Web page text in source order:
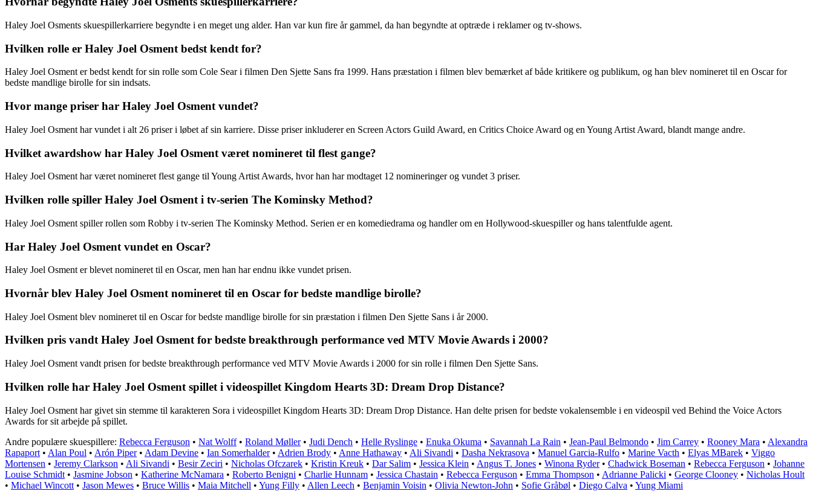
Haley Joel Osments skuespillerkarriere begyndte i en meget ung alder. Han var kun fire år gammel, da han begyndte at optræde i reklamer og tv-shows.
Hvilken rolle er Haley Joel Osment bedst kendt for?
Haley Joel Osment er bedst kendt for sin rolle som Cole Sear i filmen Den Sjette Sans fra 1999. Hans præstation i filmen blev bemærket af både kritikere og publikum, og han blev nomineret til en Oscar for
bedste mandlige birolle for sin indsats.
Hvor mange priser har Haley Joel Osment vundet?
Haley Joel Osment har vundet i alt 26 priser i løbet af sin karriere. Disse priser inkluderer en Screen Actors Guild Award, en Critics Choice Award og en Young Artist Award, blandt mange andre.
Hvilket awardshow har Haley Joel Osment været nomineret til flest gange?
Haley Joel Osment har været nomineret flest gange til Young Artist Awards, hvor han har modtaget 12 nomineringer og vundet 3 priser.
Hvilken rolle spiller Haley Joel Osment i tv-serien The Kominsky Method?
Haley Joel Osment spiller rollen som Robby i tv-serien The Kominsky Method. Serien er en komediedrama og handler om en Hollywood-skuespiller og hans talentfulde agent.
Har Haley Joel Osment vundet en Oscar?
Haley Joel Osment er blevet nomineret til en Oscar, men han har endnu ikke vundet prisen.
Hvornår blev Haley Joel Osment nomineret til en Oscar for bedste mandlige birolle?
Haley Joel Osment blev nomineret til en Oscar for bedste mandlige birolle for sin præstation i filmen Den Sjette Sans i år 2000.
Hvilken pris vandt Haley Joel Osment for bedste breakthrough performance ved MTV Movie Awards i 2000?
Haley Joel Osment vandt prisen for bedste breakthrough performance ved MTV Movie Awards i 2000 for sin rolle i filmen Den Sjette Sans.
Hvilken rolle har Haley Joel Osment spillet i videospillet Kingdom Hearts 3D: Dream Drop Distance?
Haley Joel Osment har givet sin stemme til karakteren Sora i videospillet Kingdom Hearts 3D: Dream Drop Distance. Han delte prisen for bedste vokalensemble i en videospil ved Behind the Voice Actors
Awards for sit arbejde på spillet.
Andre populære skuespillere: Rebecca Ferguson • Nat Wolff• Roland Møller• Judi Dench • Helle Ryslinge • Enuka Okuma • Savannah La Rain • Jean-Paul Belmondo • Jim Carrey • Rooney Mara • Alexandra
Rapaport • Alan Poul • Arón Piper• Adam Devine • Ian Somerhalder• Adrien Brody • Anne Hathaway • Ali Sivandi • Dasha Nekrasova • Manuel Garcia-Rulfo • Marine Vacth • Elyas MBarek • Viggo
Mortensen • Jeremy Clarkson • Ali Sivandi • Besir Zeciri • Nicholas Ofczarek • Kristin Kreuk • Dar Salim • Jessica Klein • Angus T. Jones • Winona Ryder• Chadwick Boseman • Rebecca Ferguson • Johanne
Louise Schmidt • Jasmine Jobson • Katherine McNamara • Roberto Benigni • Charlie Hunnam • Jessica Chastain • Rebecca Ferguson • Emma Thompson • Adrianne Palicki • George Clooney • Nicholas Hoult
• Michael Wincott • Jason Mewes • Bruce Willis • Maia Mitchell • Yung Filly • Allen Leech • Benjamin Voisin • Olivia Newton-John • Sofie Gråbøl • Diego Calva • Yung Miami